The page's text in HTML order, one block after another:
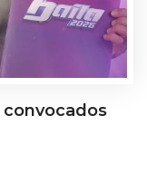
convocados